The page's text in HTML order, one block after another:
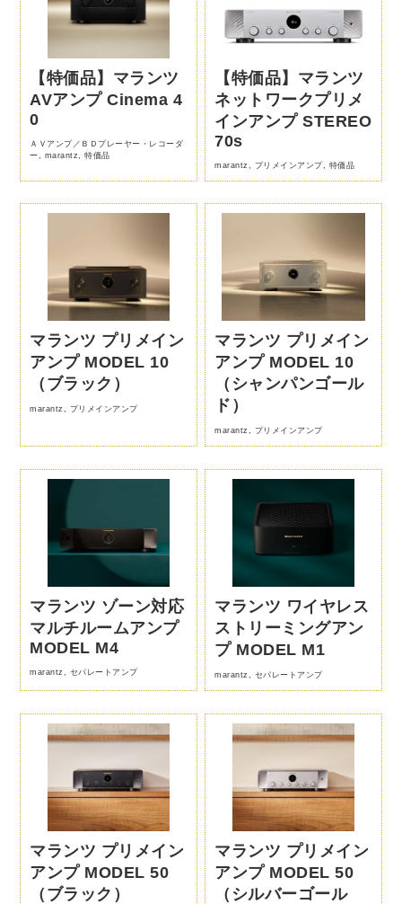
【特価品】マランツ
AVアンプ Cinema 4
0
ＡＶアンプ／ＢＤプレーヤー・レコーダ
ー
marantz ,特価品
【特価品】マランツ
ネットワークプリメ
インアンプ STEREO
70s
marantz プリメインアンプ, 特価品
マランツ プリメイン
アンプ MODEL 10
（ブラック）
marantz , プリメインアンプ
マランツ プリメイン
アンプ MODEL 10
（シャンパンゴール
ド）
marantz , プリメインアンプ
マランツ ゾーン対応
マルチルームアンプ
MODEL M4
marantz , セパレートアンプ
マランツ ワイヤレス
ストリーミングアン
プ MODEL M1
marantz , セパレートアンプ
マランツ プリメイン
アンプ MODEL 50
（ブラック）
マランツ プリメイン
アンプ MODEL 50
（シルバーゴール